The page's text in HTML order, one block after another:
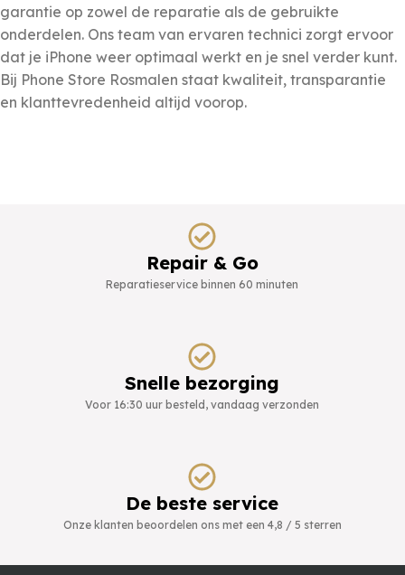
garantie op zowel de reparatie als de gebruikte
onderdelen. Ons team van ervaren technici zorgt ervoor
dat je iPhone weer optimaal werkt en je snel verder kunt.
Bij Phone Store Rosmalen staat kwaliteit, transparantie
en klanttevredenheid altijd voorop.
Repair & Go
Reparatieservice binnen 60 minuten
Snelle bezorging
Voor 16:30 uur besteld, vandaag verzonden
De beste service
Onze klanten beoordelen ons met een 4,8 / 5 sterren